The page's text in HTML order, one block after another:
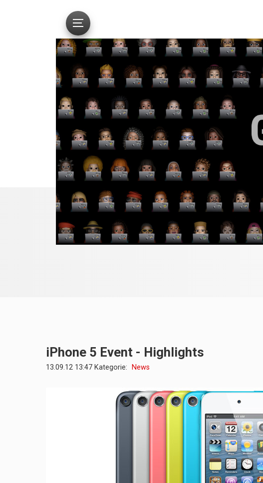
iPhone 5 Event - Highlights
13.09.12 13:47 Kategorie: News